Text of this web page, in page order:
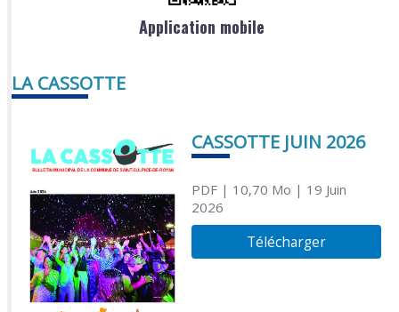
Application mobile
LA CASSOTTE
CASSOTTE JUIN 2026
PDF| 10,70 Mo | 19 Juin
2026
Télécharger